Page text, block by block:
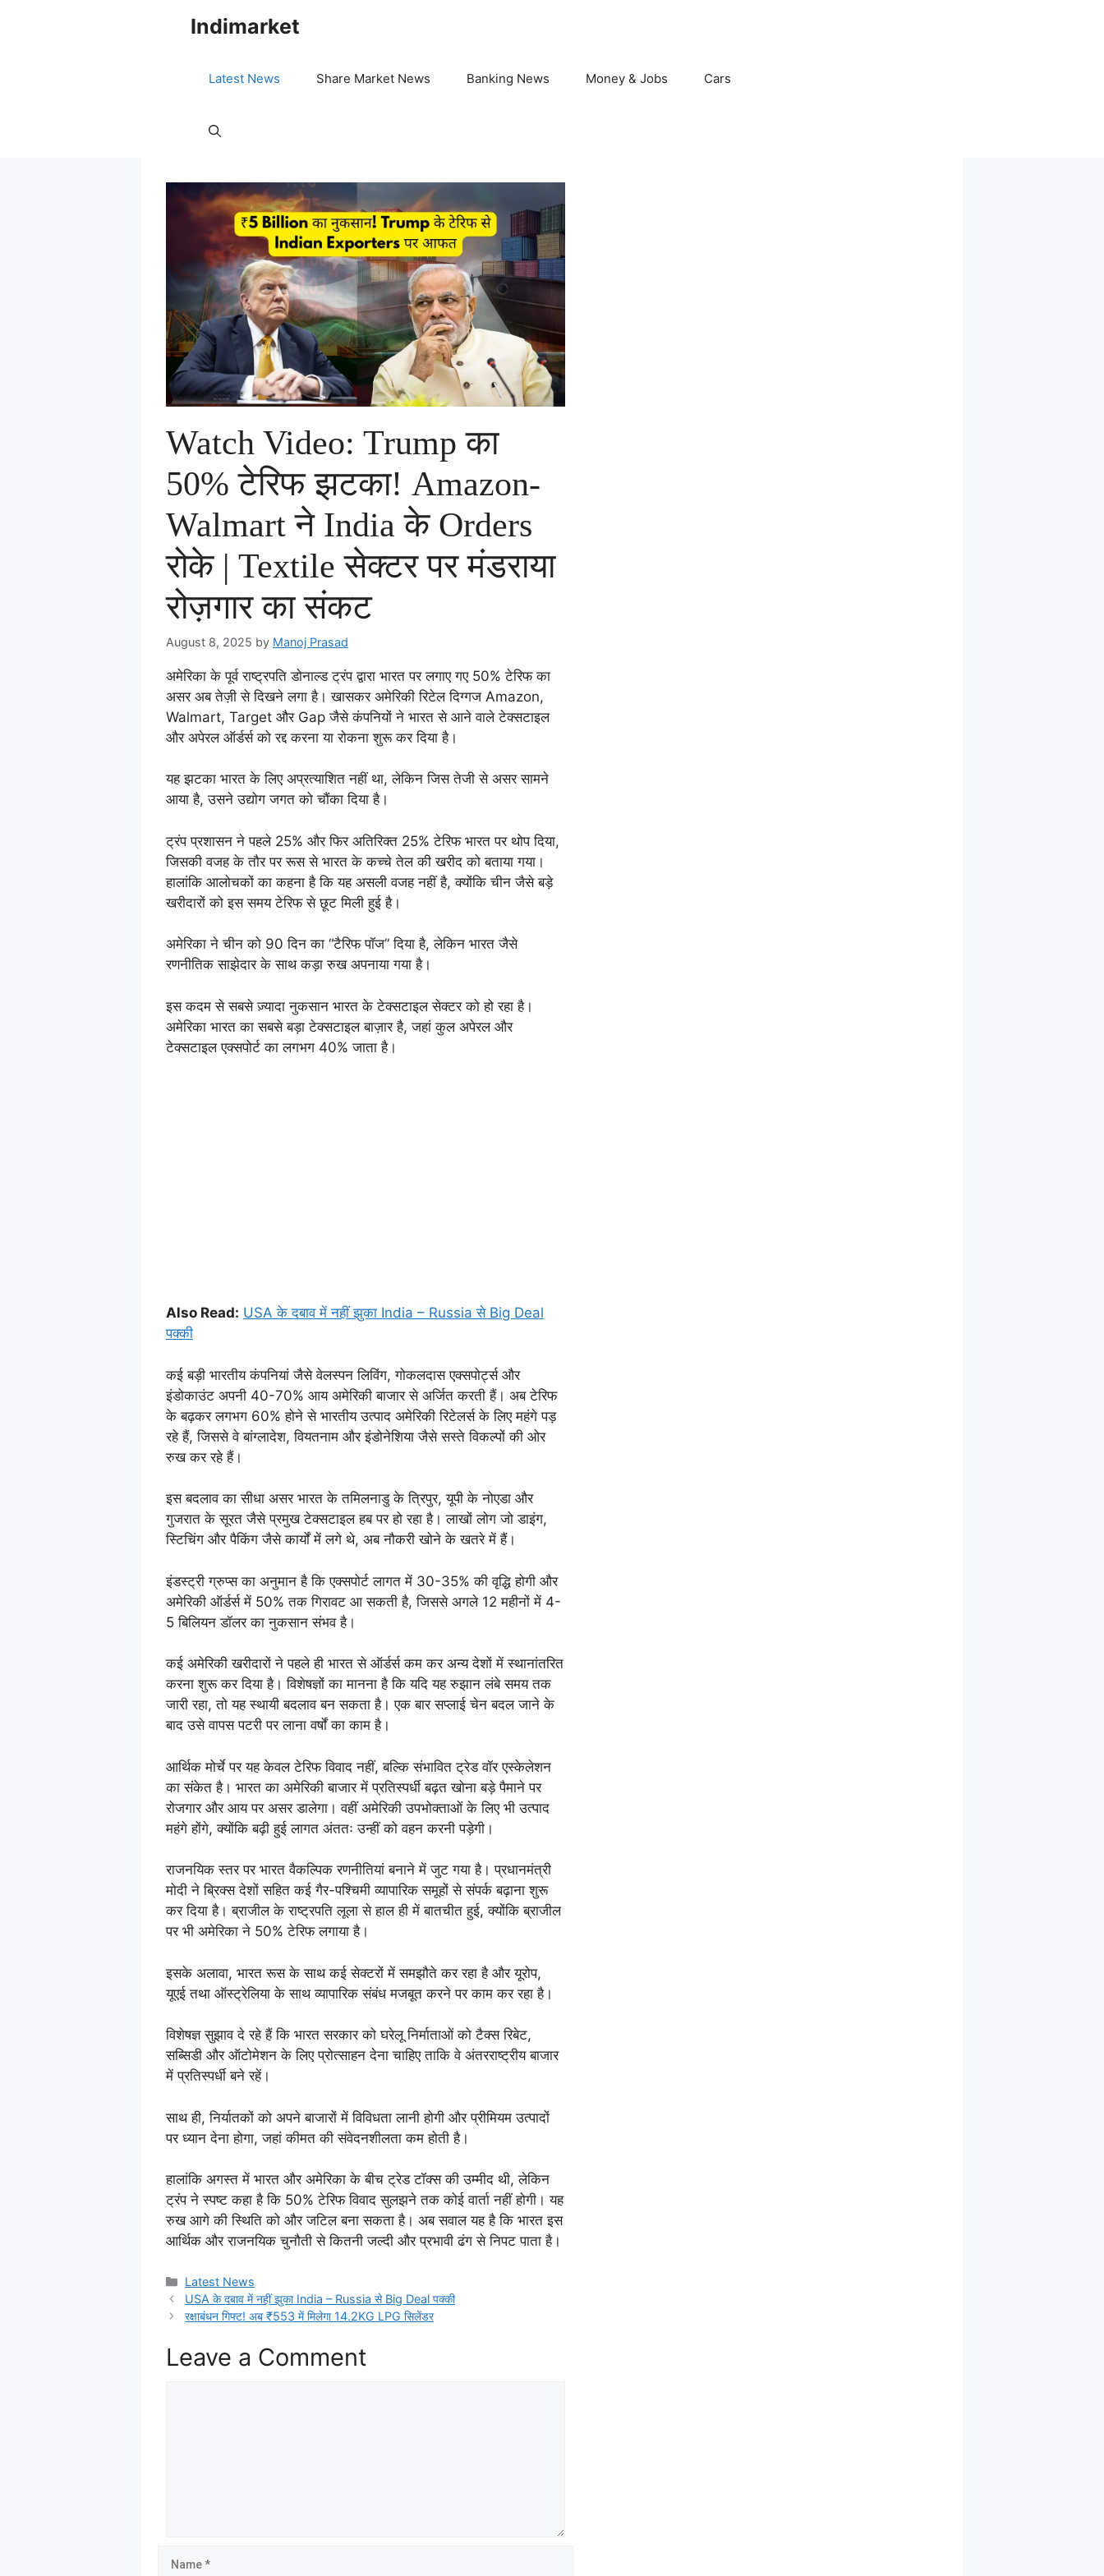
Indimarket
Latest News Share Market News Banking News Money & Jobs Cars
Watch Video: Trump का
50% टेरिफ झटका! Amazon-
Walmart ने India के Orders
रोके | Textile सेक्टर पर मंडराया
रोज़गार का संकट
August 8, 2025 by Manoj Prasad
अमेरिका के पूर्व राष्ट्रपति डोनाल्ड ट्रंप द्वारा भारत पर लगाए गए 50% टेरिफ का
असर अब तेज़ी से दिखने लगा है। खासकर अमेरिकी रिटेल दिग्गज Amazon,
Walmart, Target और Gap जैसे कंपनियों ने भारत से आने वाले टेक्सटाइल
और अपेरल ऑर्डर्स को रद्द करना या रोकना शुरू कर दिया है।
यह झटका भारत के लिए अप्रत्याशित नहीं था, लेकिन जिस तेजी से असर सामने
आया है, उसने उद्योग जगत को चौंका दिया है।
ट्रंप प्रशासन ने पहले 25% और फिर अतिरिक्त 25% टेरिफ भारत पर थोप दिया,
जिसकी वजह के तौर पर रूस से भारत के कच्चे तेल की खरीद को बताया गया।
हालांकि आलोचकों का कहना है कि यह असली वजह नहीं है, क्योंकि चीन जैसे बड़े
खरीदारों को इस समय टेरिफ से छूट मिली हुई है।
अमेरिका ने चीन को 90 दिन का “टैरिफ पॉज” दिया है, लेकिन भारत जैसे
रणनीतिक साझेदार के साथ कड़ा रुख अपनाया गया है।
इस कदम से सबसे ज़्यादा नुकसान भारत के टेक्सटाइल सेक्टर को हो रहा है।
अमेरिका भारत का सबसे बड़ा टेक्सटाइल बाज़ार है, जहां कुल अपेरल और
टेक्सटाइल एक्सपोर्ट का लगभग 40% जाता है।
Also Read: USA के दबाव में नहीं झुका India – Russia से Big Deal
पक्की
कई बड़ी भारतीय कंपनियां जैसे वेलस्पन लिविंग, गोकलदास एक्सपोर्ट्स और
इंडोकाउंट अपनी 40-70% आय अमेरिकी बाजार से अर्जित करती हैं। अब टेरिफ
के बढ़कर लगभग 60% होने से भारतीय उत्पाद अमेरिकी रिटेलर्स के लिए महंगे पड़
रहे हैं, जिससे वे बांग्लादेश, वियतनाम और इंडोनेशिया जैसे सस्ते विकल्पों की ओर
रुख कर रहे हैं।
इस बदलाव का सीधा असर भारत के तमिलनाडु के त्रिपुर, यूपी के नोएडा और
गुजरात के सूरत जैसे प्रमुख टेक्सटाइल हब पर हो रहा है। लाखों लोग जो डाइंग,
स्टिचिंग और पैकिंग जैसे कार्यों में लगे थे, अब नौकरी खोने के खतरे में हैं।
इंडस्ट्री ग्रुप्स का अनुमान है कि एक्सपोर्ट लागत में 30-35% की वृद्धि होगी और
अमेरिकी ऑर्डर्स में 50% तक गिरावट आ सकती है, जिससे अगले 12 महीनों में 4-
5 बिलियन डॉलर का नुकसान संभव है।
कई अमेरिकी खरीदारों ने पहले ही भारत से ऑर्डर्स कम कर अन्य देशों में स्थानांतरित
करना शुरू कर दिया है। विशेषज्ञों का मानना है कि यदि यह रुझान लंबे समय तक
जारी रहा, तो यह स्थायी बदलाव बन सकता है। एक बार सप्लाई चेन बदल जाने के
बाद उसे वापस पटरी पर लाना वर्षों का काम है।
आर्थिक मोर्चे पर यह केवल टेरिफ विवाद नहीं, बल्कि संभावित ट्रेड वॉर एस्केलेशन
का संकेत है। भारत का अमेरिकी बाजार में प्रतिस्पर्धी बढ़त खोना बड़े पैमाने पर
रोजगार और आय पर असर डालेगा। वहीं अमेरिकी उपभोक्ताओं के लिए भी उत्पाद
महंगे होंगे, क्योंकि बढ़ी हुई लागत अंततः उन्हीं को वहन करनी पड़ेगी।
राजनयिक स्तर पर भारत वैकल्पिक रणनीतियां बनाने में जुट गया है। प्रधानमंत्री
मोदी ने ब्रिक्स देशों सहित कई गैर-पश्चिमी व्यापारिक समूहों से संपर्क बढ़ाना शुरू
कर दिया है। ब्राजील के राष्ट्रपति लूला से हाल ही में बातचीत हुई, क्योंकि ब्राजील
पर भी अमेरिका ने 50% टेरिफ लगाया है।
इसके अलावा, भारत रूस के साथ कई सेक्टरों में समझौते कर रहा है और यूरोप,
यूएई तथा ऑस्ट्रेलिया के साथ व्यापारिक संबंध मजबूत करने पर काम कर रहा है।
विशेषज्ञ सुझाव दे रहे हैं कि भारत सरकार को घरेलू निर्माताओं को टैक्स रिबेट,
सब्सिडी और ऑटोमेशन के लिए प्रोत्साहन देना चाहिए ताकि वे अंतरराष्ट्रीय बाजार
में प्रतिस्पर्धी बने रहें।
साथ ही, निर्यातकों को अपने बाजारों में विविधता लानी होगी और प्रीमियम उत्पादों
पर ध्यान देना होगा, जहां कीमत की संवेदनशीलता कम होती है।
हालांकि अगस्त में भारत और अमेरिका के बीच ट्रेड टॉक्स की उम्मीद थी, लेकिन
ट्रंप ने स्पष्ट कहा है कि 50% टेरिफ विवाद सुलझने तक कोई वार्ता नहीं होगी। यह
रुख आगे की स्थिति को और जटिल बना सकता है। अब सवाल यह है कि भारत इस
आर्थिक और राजनयिक चुनौती से कितनी जल्दी और प्रभावी ढंग से निपट पाता है।
Latest News
USA के दबाव में नहीं झुका India – Russia से Big Deal पक्की
रक्षाबंधन गिफ्ट! अब ₹553 में मिलेगा 14.2KG LPG सिलेंडर
Leave a Comment